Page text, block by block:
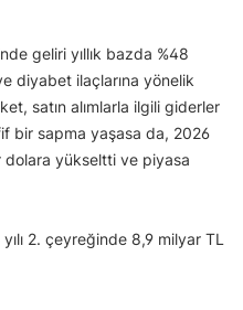
geliri yıllık bazda %48
diyabet ilaçlarına yönelik
satın alımlarla ilgili giderler
bir sapma yaşasa da, 2026
dolara yükseltti ve piyasa
2. çeyreğinde 8,9 milyar TL